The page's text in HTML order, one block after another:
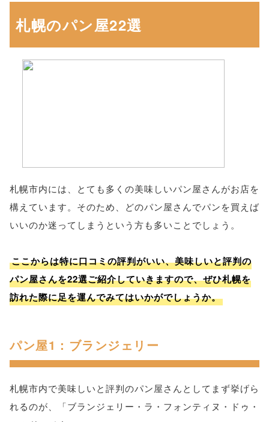
札幌のパン屋22選
札幌市内には、とても多くの美味しいパン屋さんがお店を
構えています。そのため、どのパン屋さんでパンを買えば
いいのか迷ってしまうという方も多いことでしょう。
ここからは特に口コミの評判がいい、美味しいと評判の
パン屋さんを22選ご紹介していきますので、ぜひ札幌を
訪れた際に足を運んでみてはいかがでしょうか。
パン屋1：ブランジェリー
札幌市内で美味しいと評判のパン屋さんとしてまず挙げら
れるのが、「ブランジェリー・ラ・フォンティヌ・ドゥ・